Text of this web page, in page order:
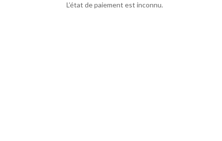
L’état de paiement est inconnu.